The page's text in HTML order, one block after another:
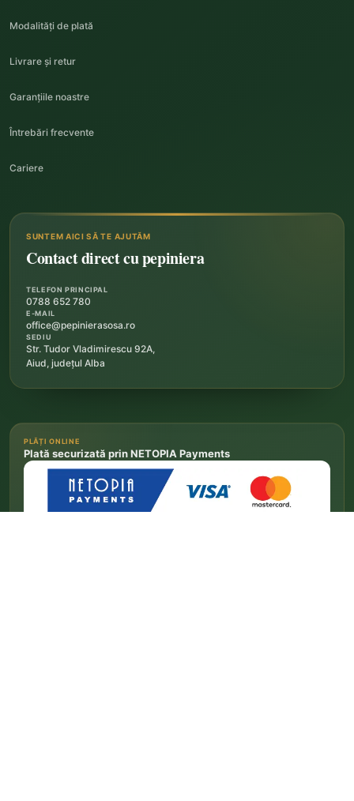
Modalități de plată
Livrare și retur
Garanțiile noastre
Întrebări frecvente
Cariere
SUNTEM AICI SĂ TE AJUTĂM
Contact direct cu pepiniera
TELEFON PRINCIPAL
0788 652 780
E-MAIL
office@pepinierasosa.ro
SEDIU
Str. Tudor Vladimirescu 92A,
Aiud, județul Alba
PLĂȚI ONLINE
Plată securizată prin NETOPIA Payments